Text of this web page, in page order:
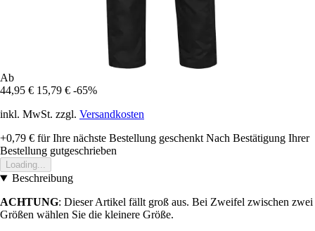
Ab
44,95 € 15,79 € -65%
inkl. MwSt. zzgl. Versandkosten
+0,79 € für Ihre nächste Bestellung geschenkt Nach Bestätigung Ihrer
Bestellung gutgeschrieben
Loading...
Beschreibung
ACHTUNG: Dieser Artikel fällt groß aus. Bei Zweifel zwischen zwei
Größen wählen Sie die kleinere Größe.